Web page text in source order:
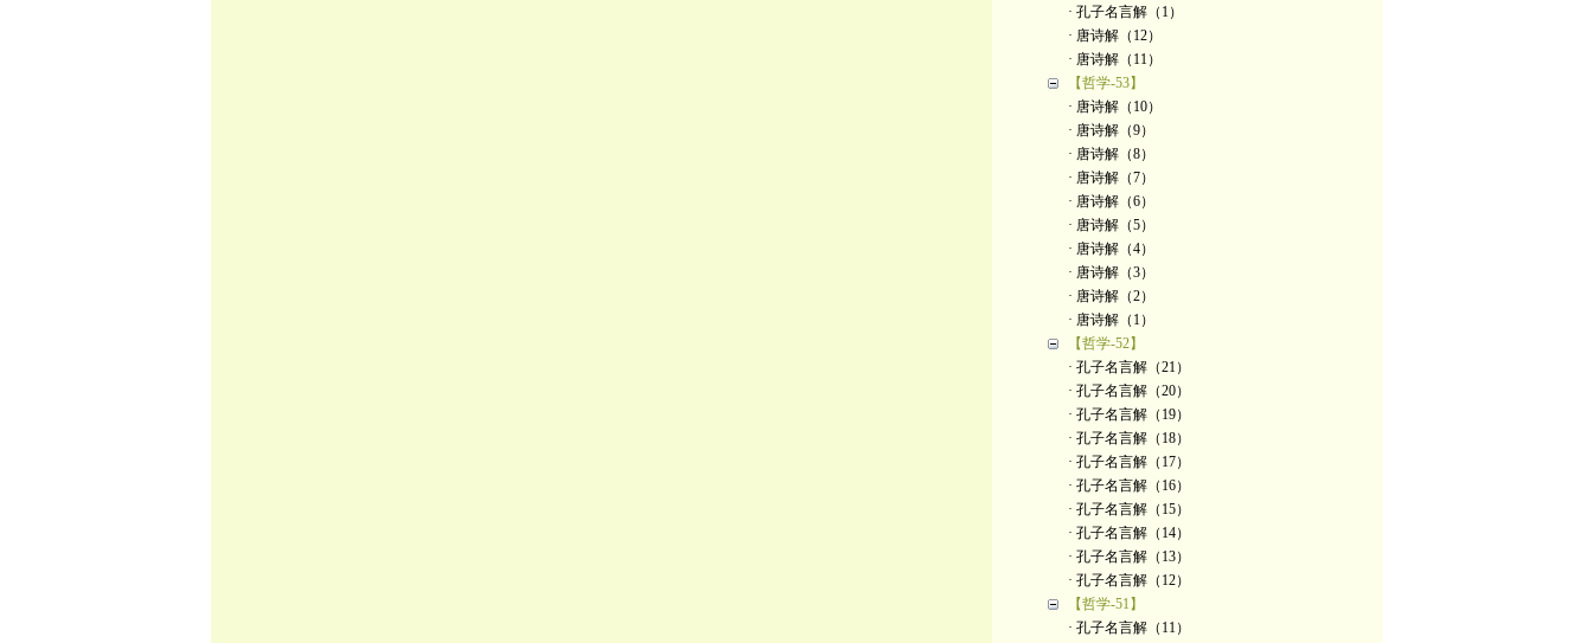
· 孔子名言解（1）
· 唐诗解（12）
· 唐诗解（11）
【哲学-53】
· 唐诗解（10）
· 唐诗解（9）
· 唐诗解（8）
· 唐诗解（7）
· 唐诗解（6）
· 唐诗解（5）
· 唐诗解（4）
· 唐诗解（3）
· 唐诗解（2）
· 唐诗解（1）
【哲学-52】
· 孔子名言解（21）
· 孔子名言解（20）
· 孔子名言解（19）
· 孔子名言解（18）
· 孔子名言解（17）
· 孔子名言解（16）
· 孔子名言解（15）
· 孔子名言解（14）
· 孔子名言解（13）
· 孔子名言解（12）
【哲学-51】
· 孔子名言解（11）